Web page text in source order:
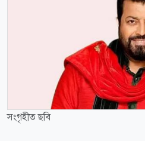
সংগৃহীত ছবি